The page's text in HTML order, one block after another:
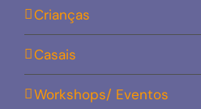
Crianças
Casais
Workshops/ Eventos